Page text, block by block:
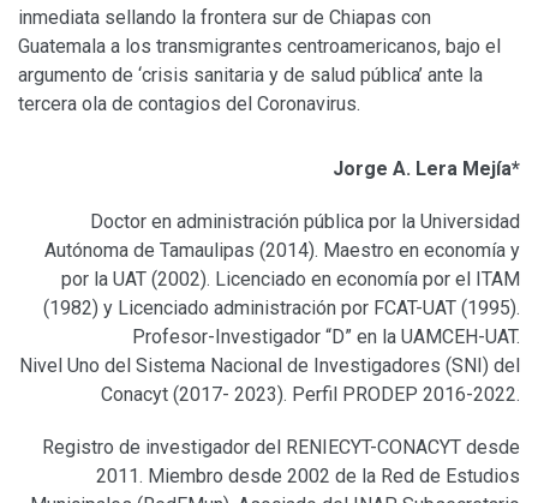
inmediata sellando la frontera sur de Chiapas con
Guatemala a los transmigrantes centroamericanos, bajo el
argumento de ‘crisis sanitaria y de salud pública’ ante la
tercera ola de contagios del Coronavirus.
Jorge A. Lera Mejía*
Doctor en administración pública por la Universidad
Autónoma de Tamaulipas (2014). Maestro en economía y
por la UAT (2002). Licenciado en economía por el ITAM
(1982) y Licenciado administración por FCAT-UAT (1995).
Profesor-Investigador “D” en la UAMCEH-UAT.
Nivel Uno del Sistema Nacional de Investigadores (SNI) del
Conacyt (2017- 2023). Perfil PRODEP 2016-2022.
Registro de investigador del RENIECYT-CONACYT desde
2011. Miembro desde 2002 de la Red de Estudios